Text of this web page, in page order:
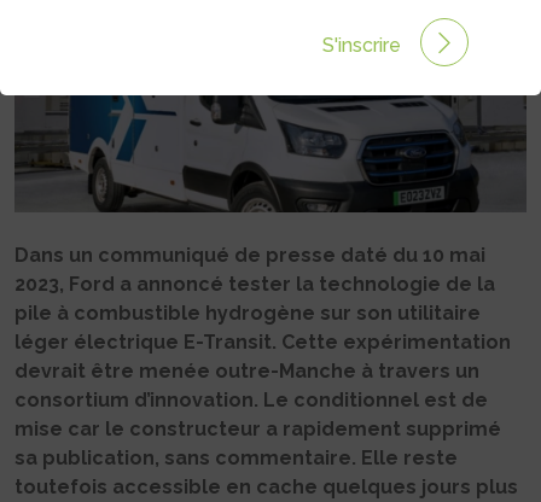
Dans un communiqué de presse daté du 10 mai
2023, Ford a annoncé tester la technologie de la
pile à combustible hydrogène sur son utilitaire
léger électrique E-Transit. Cette expérimentation
devrait être menée outre-Manche à travers un
consortium d’innovation. Le conditionnel est de
mise car le constructeur a rapidement supprimé
sa publication, sans commentaire. Elle reste
toutefois accessible en cache quelques jours plus
S'inscrire